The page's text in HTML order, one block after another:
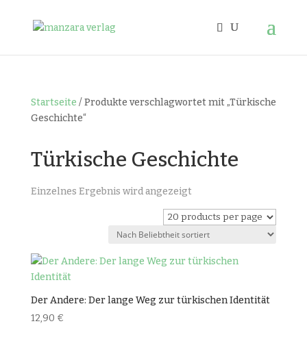
Startseite / Produkte verschlagwortet mit „Türkische
Geschichte“
Türkische Geschichte
Einzelnes Ergebnis wird angezeigt
Der Andere: Der lange Weg zur türkischen Identität
12,90 €